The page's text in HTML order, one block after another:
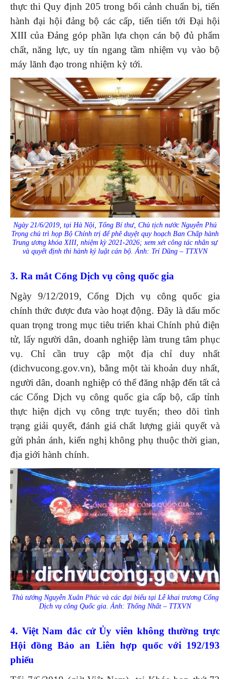
thực thi Quy định 205 trong bối cảnh chuẩn bị, tiến
hành đại hội đảng bộ các cấp, tiến tiến tới Đại hội
XIII của Đảng góp phần lựa chọn cán bộ đủ phẩm
chất, năng lực, uy tín ngang tầm nhiệm vụ vào bộ
máy lãnh đạo trong nhiệm kỳ tới.
Ngày 21/6/2019, tại Hà Nội, Tổng Bí thư, Chủ tịch nước Nguyễn Phú
Trọng chủ trì họp Bộ Chính trị để phê duyệt quy hoạch Ban Chấp hành
Trung ương khóa XIII, nhiệm kỳ 2021-2026; xem xét công tác nhân sự
và quyết định thi hành kỷ luật cán bộ. Ảnh: Trí Dũng – TTXVN
3. Ra mắt Cổng Dịch vụ công quốc gia
Ngày 9/12/2019, Cổng Dịch vụ công quốc gia
chính thức được đưa vào hoạt động. Ðây là dấu mốc
quan trọng trong mục tiêu triển khai Chính phủ điện
tử, lấy người dân, doanh nghiệp làm trung tâm phục
vụ. Chỉ cần truy cập một địa chỉ duy nhất
(dichvucong.gov.vn), bằng một tài khoản duy nhất,
người dân, doanh nghiệp có thể đăng nhập đến tất cả
các Cổng Dịch vụ công quốc gia cấp bộ, cấp tỉnh
thực hiện dịch vụ công trực tuyến; theo dõi tình
trạng giải quyết, đánh giá chất lượng giải quyết và
gửi phản ánh, kiến nghị không phụ thuộc thời gian,
địa giới hành chính.
Thủ tướng Nguyễn Xuân Phúc và các đại biểu tại Lễ khai trương Cổng
Dịch vụ công Quốc gia. Ảnh: Thống Nhất – TTXVN
4. Việt Nam đắc cử Ủy viên không thường trực
Hội đồng Bảo an Liên hợp quốc với 192/193
phiếu